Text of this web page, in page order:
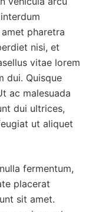
pharetra
nisi, et
vitae lorem
dui. Quisque
ac malesuada
dui ultrices,
ut aliquet
fermentum,
placerat
sit amet.